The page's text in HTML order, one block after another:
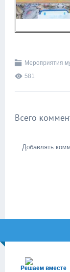
Мероприятия
581
Всего
Добавлять
Решаем вместе